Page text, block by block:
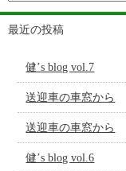
最近の投稿
健’s blog vol.7
送迎車の車窓から
送迎車の車窓から
健’s blog vol.6